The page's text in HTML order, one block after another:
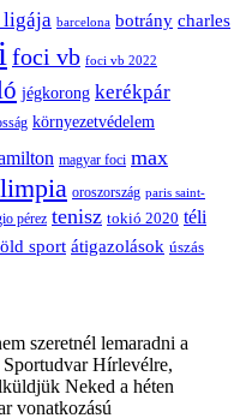
ligája barcelona botrány charles
foci vb foci vb 2022
jégkorong kerékpár
környezetvédelem
magyar foci max
oroszország paris saint-
pérez tenisz tokió 2020 téli
sport átigazolások úszás
szeretnél lemaradni a
Hírlevélre,
Neked a héten
vonatkozású